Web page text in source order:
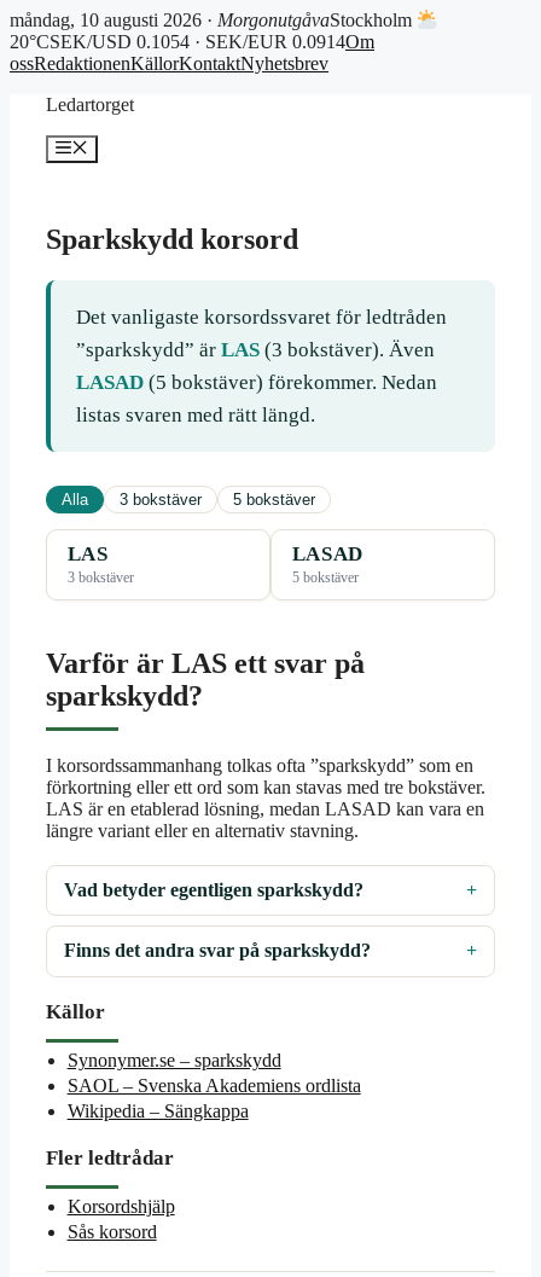
måndag, 10 augusti 2026 · MorgonutgåvaStockholm
20°CSEK/USD 0.1054 · SEK/EUR 0.0914Om
ossRedaktionenKällorKontaktNyhetsbrev
Ledartorget
Meny
Sparkskydd korsord
Det vanligaste korsordssvaret för ledtråden
”sparkskydd” är LAS(3 bokstäver). Även
LASAD(5 bokstäver) förekommer. Nedan
listas svaren med rätt längd.
Alla 3 bokstäver 5 bokstäver
LAS
3 bokstäver
LASAD
5 bokstäver
Varför är LAS ett svar på
sparkskydd?
I korsordssammanhang tolkas ofta ”sparkskydd” som en
förkortning eller ett ord som kan stavas med tre bokstäver.
LAS är en etablerad lösning, medan LASAD kan vara en
längre variant eller en alternativ stavning.
Vad betyder egentligen sparkskydd?
Finns det andra svar på sparkskydd?
Källor
Synonymer.se – sparkskydd
SAOL – Svenska Akademiens ordlista
Wikipedia – Sängkappa
Fler ledtrådar
Korsordshjälp
Sås korsord